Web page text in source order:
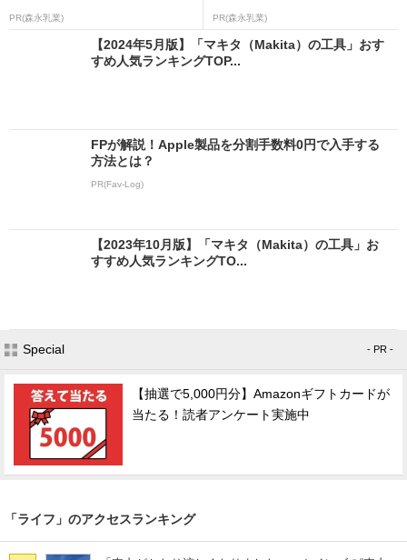
PR(森永乳業) PR(森永乳業)
【2024年5月版】「マキタ（Makita）の工具」おす
すめ人気ランキングTOP...
FPが解説！Apple製品を分割手数料0円で入手する
方法とは？
PR(Fav-Log)
【2023年10月版】「マキタ（Makita）の工具」お
すすめ人気ランキングTO...
Special - PR -
【抽選で5,000円分】Amazonギフトカードが
当たる！読者アンケート実施中
「ライフ」のアクセスランキング